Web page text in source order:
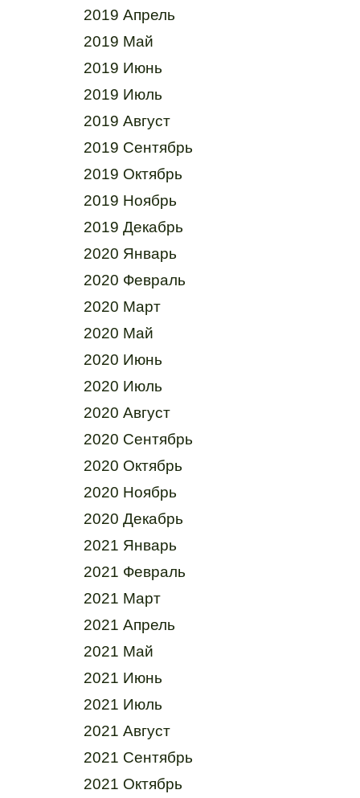
2019 Апрель
2019 Май
2019 Июнь
2019 Июль
2019 Август
2019 Сентябрь
2019 Октябрь
2019 Ноябрь
2019 Декабрь
2020 Январь
2020 Февраль
2020 Март
2020 Май
2020 Июнь
2020 Июль
2020 Август
2020 Сентябрь
2020 Октябрь
2020 Ноябрь
2020 Декабрь
2021 Январь
2021 Февраль
2021 Март
2021 Апрель
2021 Май
2021 Июнь
2021 Июль
2021 Август
2021 Сентябрь
2021 Октябрь